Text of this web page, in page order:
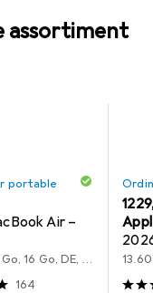
assortiment
portable
Air –
13.60", 512 Go, 16 Go, DE, M5
164
EUR